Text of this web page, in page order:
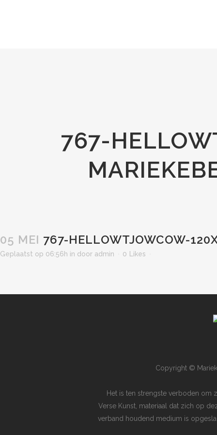
767-
05 MEI 767-HELLOWTJOWCOW-
Geplaatst op 06:56h in door admin 0 Likes
Copyright ©
Het is ten strengste verboden om
Verse Kunst, materiaal dat zich op
verband houdend medium is